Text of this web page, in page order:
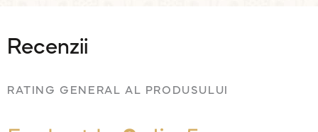
Recenzii
RATING GENERAL AL PRODUSULUI